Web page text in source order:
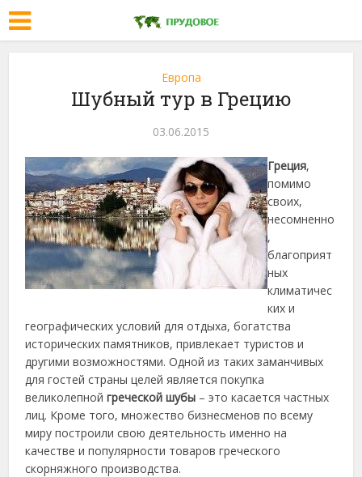
Европа
Шубный тур в Грецию
03.06.2015
Греция,
помимо
своих,
несомненно
,
благоприят
ных
климатичес
ких и
географических условий для отдыха, богатства
исторических памятников, привлекает туристов и
другими возможностями. Одной из таких заманчивых
для гостей страны целей является покупка
великолепной греческой шубы – это касается частных
лиц. Кроме того, множество бизнесменов по всему
миру построили свою деятельность именно на
качестве и популярности товаров греческого
скорняжного производства.